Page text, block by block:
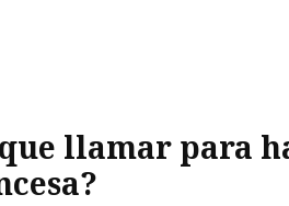
llamar para